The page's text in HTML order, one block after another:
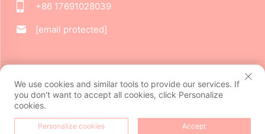
+86 17691028039
[email protected]
Autorska prava © 2024 Dongguan Jiarui Cultural Creative Co.,
Ltd. Sva prava pridržana. Politika privatnosti
POČETNA
PROIZVODI
We use cookies and similar tools to provide our services. If
you don't want to accept all cookies, click Personalize
cookies.
Personalize cookies Accept